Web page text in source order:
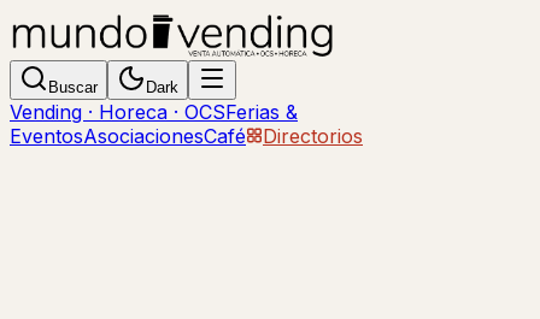
Buscar Dark
Vending · Horeca · OCSFerias &
EventosAsociacionesCafé Directorios